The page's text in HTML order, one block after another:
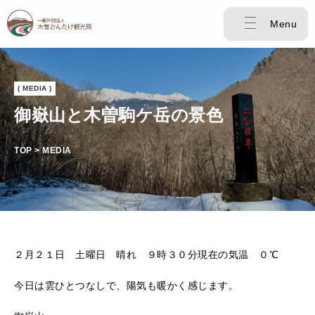
Menu
( MEDIA )
御嶽山と木曽駒ケ岳の景色
TOP > MEDIA
２月２１日 土曜日 晴れ ９時３０分現在の気温 ０℃
今日は雲ひとつなしで、陽気も暖かく感じます。